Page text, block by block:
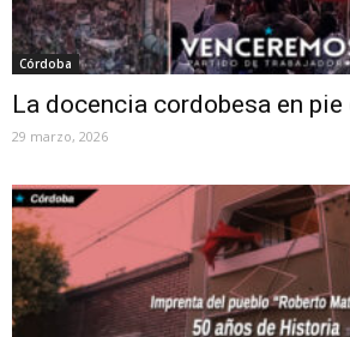
Córdoba
La docencia cordobesa en pie
29 marzo, 2026